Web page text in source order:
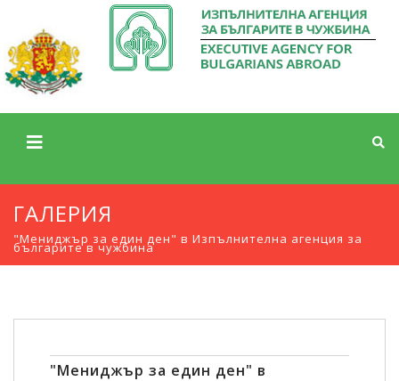
ГАЛЕРИЯ
"Мениджър за един ден" в Изпълнителна агенция за
българите в чужбина
"Мениджър за един ден" в